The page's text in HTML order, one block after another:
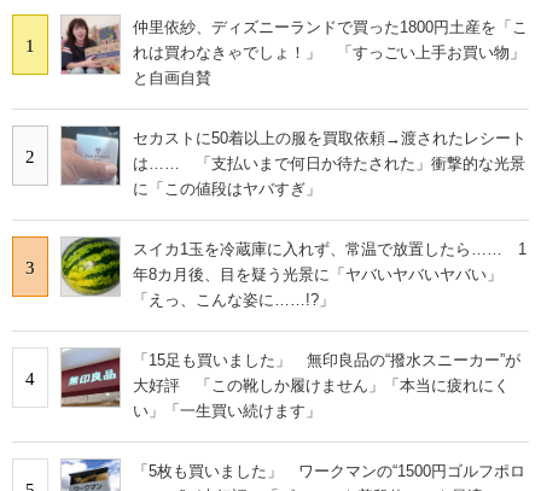
1
仲里依紗、ディズニーランドで買った1800円土産を「こ
れは買わなきゃでしょ！」 「すっごい上手お買い物」
と自画自賛
2
セカストに50着以上の服を買取依頼→渡されたレシート
は…… 「支払いまで何日か待たされた」衝撃的な光景
に「この値段はヤバすぎ」
3
スイカ1玉を冷蔵庫に入れず、常温で放置したら…… 1
年8カ月後、目を疑う光景に「ヤバいヤバいヤバい」
「えっ、こんな姿に……!?」
4
「15足も買いました」 無印良品の“撥水スニーカー”が
大好評 「この靴しか履けません」「本当に疲れにく
い」「一生買い続けます」
「5枚も買いました」 ワークマンの“1500円ゴルフポロ